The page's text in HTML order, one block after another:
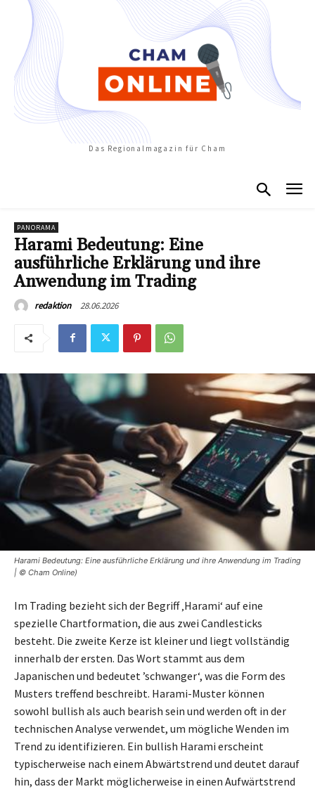
Das Regionalmagazin für Cham
PANORAMA
Harami Bedeutung: Eine
ausführliche Erklärung und ihre
Anwendung im Trading
redaktion 28.06.2026
Harami Bedeutung: Eine ausführliche Erklärung und ihre Anwendung im Trading
| © Cham Online)
Im Trading bezieht sich der Begriff ‚Harami‘ auf eine
spezielle Chartformation, die aus zwei Candlesticks
besteht. Die zweite Kerze ist kleiner und liegt vollständig
innerhalb der ersten. Das Wort stammt aus dem
Japanischen und bedeutet ’schwanger‘, was die Form des
Musters treffend beschreibt. Harami-Muster können
sowohl bullish als auch bearish sein und werden oft in der
technischen Analyse verwendet, um mögliche Wenden im
Trend zu identifizieren. Ein bullish Harami erscheint
typischerweise nach einem Abwärtstrend und deutet darauf
hin, dass der Markt möglicherweise in einen Aufwärtstrend